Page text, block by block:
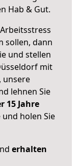
Hab & Gut.
sollen, dann
und stellen
mit
, unsere
lehnen Sie
15 Jahre
holen Sie
erhalten